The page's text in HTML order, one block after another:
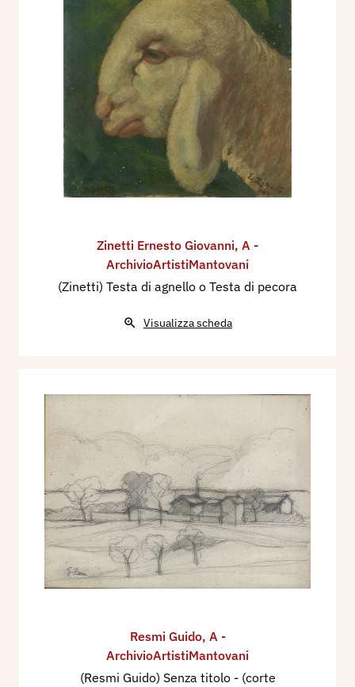
Zinetti Ernesto Giovanni, A -
ArchivioArtistiMantovani
(Zinetti) Testa di agnello o Testa di pecora
Visualizza scheda
Resmi Guido, A -
ArchivioArtistiMantovani
(Resmi Guido) Senza titolo - (corte